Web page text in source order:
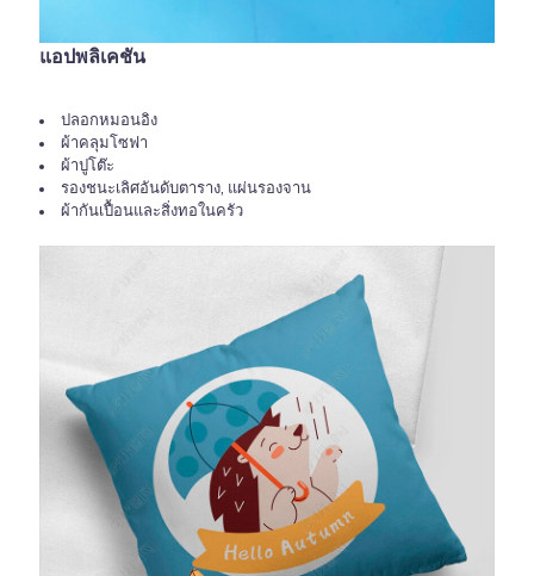
แอปพลิเคชัน
ปลอกหมอนอิง
ผ้าคลุมโซฟา
ผ้าปูโต๊ะ
รองชนะเลิศอันดับตาราง, แผ่นรองจาน
ผ้ากันเปื้อนและสิ่งทอในครัว